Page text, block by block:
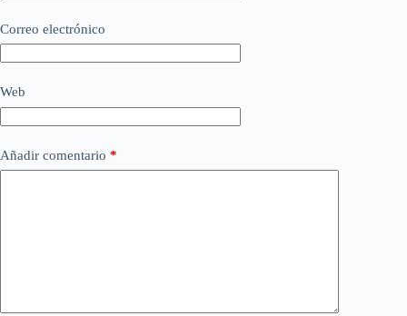
Correo electrónico
Web
Añadir comentario *